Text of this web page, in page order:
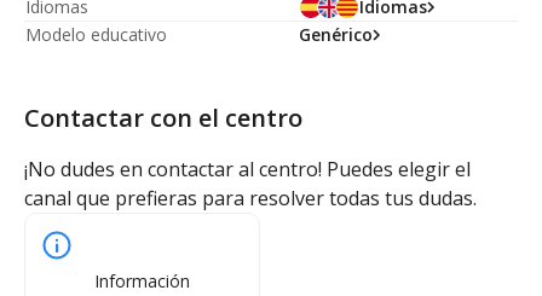
Idiomas
Idiomas
Modelo educativo
Genérico
Contactar con el centro
¡No dudes en contactar al centro! Puedes elegir el
canal que prefieras para resolver todas tus dudas.
Información